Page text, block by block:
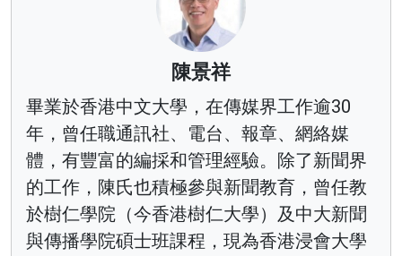
陳景祥
畢業於香港中文大學，在傳媒界工作逾30
年，曾任職通訊社、電台、報章、網絡媒
體，有豐富的編採和管理經驗。除了新聞界
的工作，陳氏也積極參與新聞教育，曾任教
於樹仁學院（今香港樹仁大學）及中大新聞
與傳播學院碩士班課程，現為香港浸會大學